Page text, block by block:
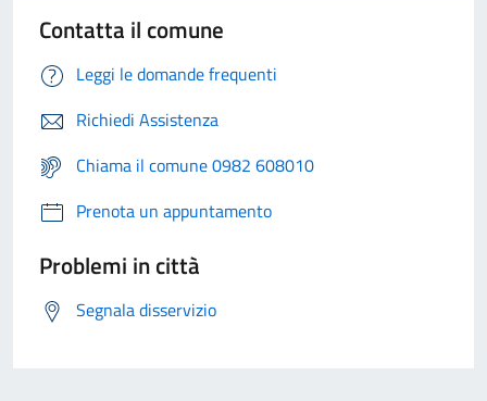
Contatta il comune
Leggi le domande frequenti
Richiedi Assistenza
Chiama il comune 0982 608010
Prenota un appuntamento
Problemi in città
Segnala disservizio